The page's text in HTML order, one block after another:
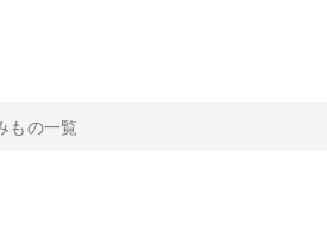
もの一覧